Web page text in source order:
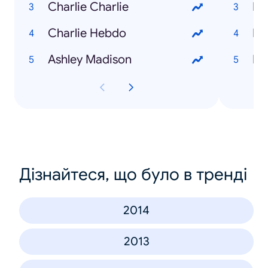
Charlie Charlie
Charlie Hebdo
Ashley Madison
Дізнайтеся, що було в тренді
2014
2013